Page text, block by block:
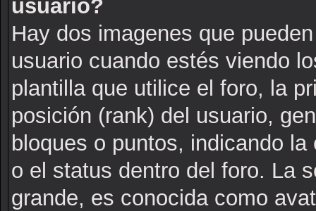
usuario?
Hay dos imagenes que
usuario cuando estés viendo
plantilla que utilice el foro, la
posición (rank) del usuario,
bloques o puntos, indicando
o el status dentro del foro. La
grande, es conocida como